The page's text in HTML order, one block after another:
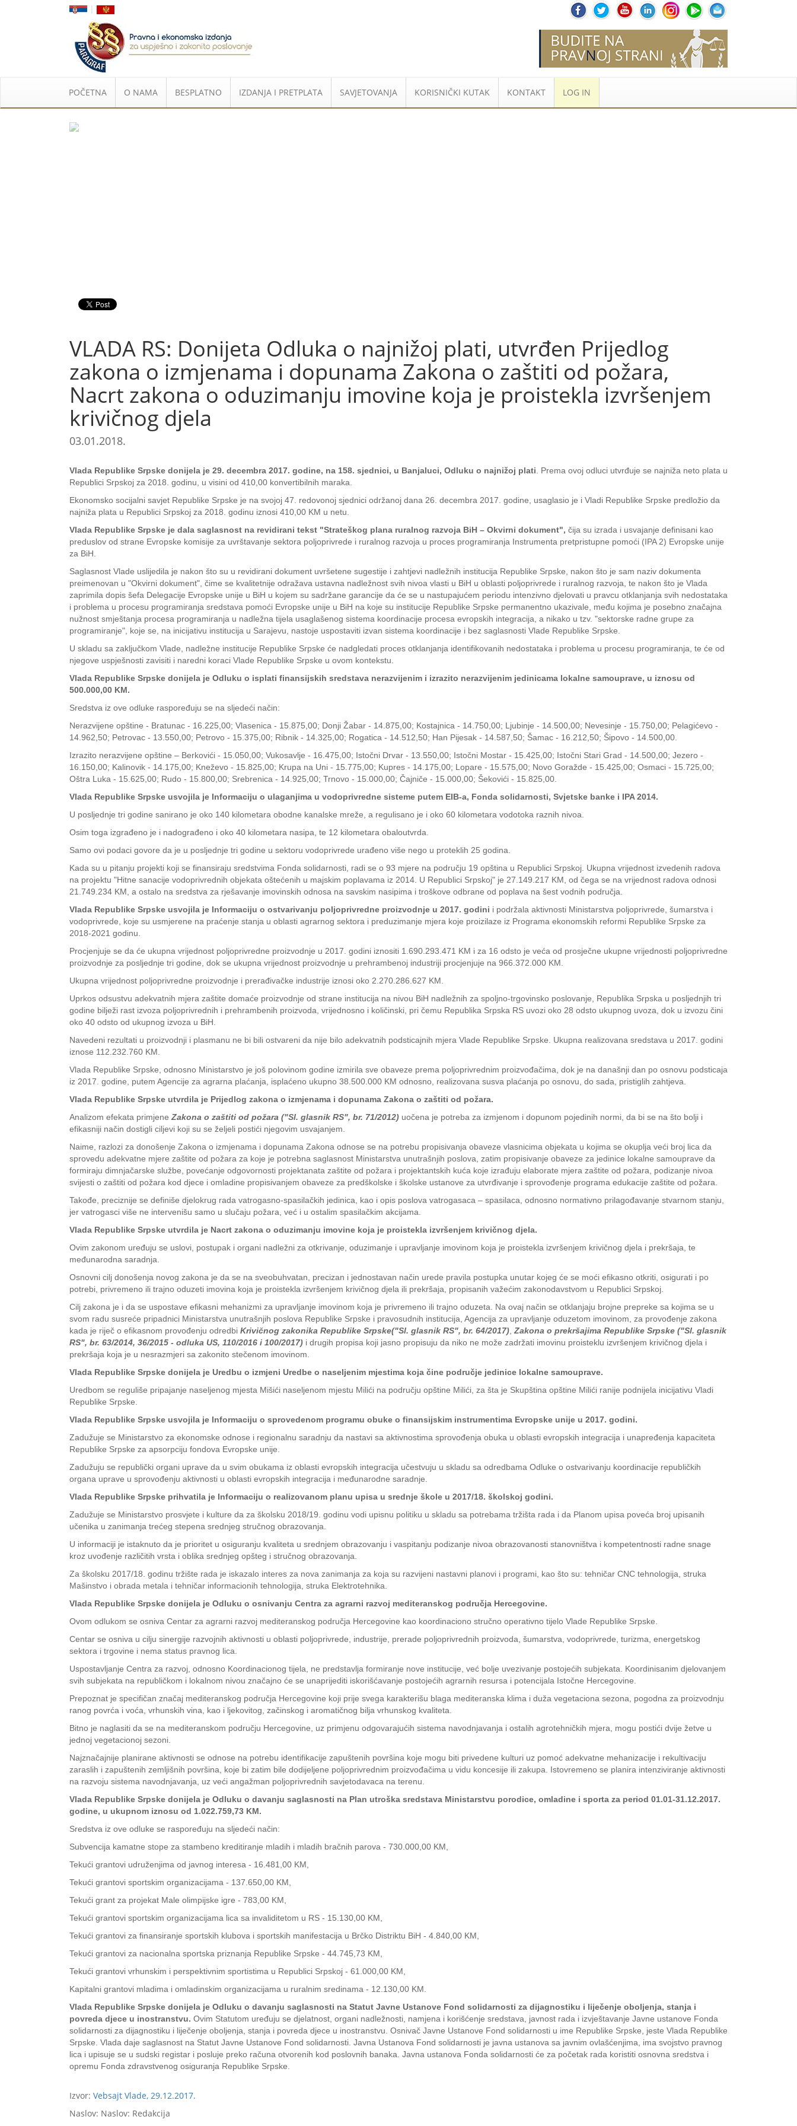
|
POČETNA O NAMA BESPLATNO IZDANJA I PRETPLATA SAVJETOVANJA KORISNIČKI KUTAK KONTAKT LOG IN
VLADA RS: Donijeta Odluka o najnižoj plati, utvrđen Prijedlog
zakona o izmjenama i dopunama Zakona o zaštiti od požara,
Nacrt zakona o oduzimanju imovine koja je proistekla izvršenjem
krivičnog djela
03.01.2018.
Vlada Republike Srpske donijela je 29. decembra 2017. godine, na 158. sjednici, u Banjaluci, Odluku o najnižoj plati . Prema ovoj odluci utvrđuje se najniža neto plata u
Republici Srpskoj za 2018. godinu, u visini od 410,00 konvertibilnih maraka.
Ekonomsko socijalni savjet Republike Srpske je na svojoj 47. redovonoj sjednici održanoj dana 26. decembra 2017. godine, usaglasio je i Vladi Republike Srpske predložio da
najniža plata u Republici Srpskoj za 2018. godinu iznosi 410,00 KM u netu.
Vlada Republike Srpske je dala saglasnost na revidirani tekst "Strateškog plana ruralnog razvoja BiH – Okvirni dokument", čija su izrada i usvajanje definisani kao
preduslov od strane Evropske komisije za uvrštavanje sektora poljoprivrede i ruralnog razvoja u proces programiranja Instrumenta pretpristupne pomoći (IPA 2) Evropske unije
za BiH.
Saglasnost Vlade uslijedila je nakon što su u revidirani dokument uvršetene sugestije i zahtjevi nadležnih institucija Republike Srpske, nakon što je sam naziv dokumenta
preimenovan u "Okvirni dokument", čime se kvalitetnije odražava ustavna nadležnost svih nivoa vlasti u BiH u oblasti poljoprivrede i ruralnog razvoja, te nakon što je Vlada
zaprimila dopis šefa Delegacije Evropske unije u BiH u kojem su sadržane garancije da će se u nastupajućem periodu intenzivno djelovati u pravcu otklanjanja svih nedostataka
i problema u procesu programiranja sredstava pomoći Evropske unije u BiH na koje su institucije Republike Srpske permanentno ukazivale, među kojima je posebno značajna
nužnost smještanja procesa programiranja u nadležna tijela usaglašenog sistema koordinacije procesa evropskih integracija, a nikako u tzv. "sektorske radne grupe za
programiranje", koje se, na inicijativu institucija u Sarajevu, nastoje uspostaviti izvan sistema koordinacije i bez saglasnosti Vlade Republike Srpske.
U skladu sa zaključkom Vlade, nadležne institucije Republike Srpske će nadgledati proces otklanjanja identifikovanih nedostataka i problema u procesu programiranja, te će od
njegove uspješnosti zavisiti i naredni koraci Vlade Republike Srpske u ovom kontekstu.
Vlada Republike Srpske donijela je Odluku o isplati finansijskih sredstava nerazvijenim i izrazito nerazvijenim jedinicama lokalne samouprave, u iznosu od
500.000,00 KM.
Sredstva iz ove odluke raspoređuju se na sljedeći način:
Nerazvijene opštine - Bratunac - 16.225,00; Vlasenica - 15.875,00; Donji Žabar - 14.875,00; Kostajnica - 14.750,00; Ljubinje - 14.500,00; Nevesinje - 15.750,00; Pelagićevo -
14.962,50; Petrovac - 13.550,00; Petrovo - 15.375,00; Ribnik - 14.325,00; Rogatica - 14.512,50; Han Pijesak - 14.587,50; Šamac - 16.212,50; Šipovo - 14.500,00.
Izrazito nerazvijene opštine – Berkovići - 15.050,00; Vukosavlje - 16.475,00; Istočni Drvar - 13.550,00; Istočni Mostar - 15.425,00; Istočni Stari Grad - 14.500,00; Jezero -
16.150,00; Kalinovik - 14.175,00; Kneževo - 15.825,00; Krupa na Uni - 15.775,00; Kupres - 14.175,00; Lopare - 15.575,00; Novo Goražde - 15.425,00; Osmaci - 15.725,00;
Oštra Luka - 15.625,00; Rudo - 15.800,00; Srebrenica - 14.925,00; Trnovo - 15.000,00; Čajniče - 15.000,00; Šekovići - 15.825,00.
Vlada Republike Srpske usvojila je Informaciju o ulaganjima u vodoprivredne sisteme putem EIB-a, Fonda solidarnosti, Svjetske banke i IPA 2014.
U posljednje tri godine sanirano je oko 140 kilometara obodne kanalske mreže, a regulisano je i oko 60 kilometara vodotoka raznih nivoa.
Osim toga izgrađeno je i nadograđeno i oko 40 kilometara nasipa, te 12 kilometara obaloutvrda.
Samo ovi podaci govore da je u posljednje tri godine u sektoru vodoprivrede urađeno više nego u proteklih 25 godina.
Kada su u pitanju projekti koji se finansiraju sredstvima Fonda solidarnosti, radi se o 93 mjere na području 19 opština u Republici Srpskoj. Ukupna vrijednost izvedenih radova
na projektu "Hitne sanacije vodoprivrednih objekata oštećenih u majskim poplavama iz 2014. U Republici Srpskoj" je 27.149.217 KM, od čega se na vrijednost radova odnosi
21.749.234 KM, a ostalo na sredstva za rješavanje imovinskih odnosa na savskim nasipima i troškove odbrane od poplava na šest vodnih područja.
Vlada Republike Srpske usvojila je Informaciju o ostvarivanju poljoprivredne proizvodnje u 2017. godini i podržala aktivnosti Ministarstva poljoprivrede, šumarstva i
vodoprivrede, koje su usmjerene na praćenje stanja u oblasti agrarnog sektora i preduzimanje mjera koje proizilaze iz Programa ekonomskih reformi Republike Srpske za
2018-2021 godinu.
Procjenjuje se da će ukupna vrijednost poljoprivredne proizvodnje u 2017. godini iznositi 1.690.293.471 KM i za 16 odsto je veća od prosječne ukupne vrijednosti poljoprivredne
proizvodnje za posljednje tri godine, dok se ukupna vrijednost proizvodnje u prehrambenoj industriji procjenjuje na 966.372.000 KM.
Ukupna vrijednost poljoprivredne proizvodnje i prerađivačke industrije iznosi oko 2.270.286.627 KM.
Uprkos odsustvu adekvatnih mjera zaštite domaće proizvodnje od strane institucija na nivou BiH nadležnih za spoljno-trgovinsko poslovanje, Republika Srpska u posljednjih tri
godine bilježi rast izvoza poljoprivrednih i prehrambenih proizvoda, vrijednosno i količinski, pri čemu Republika Srpska RS uvozi oko 28 odsto ukupnog uvoza, dok u izvozu čini
oko 40 odsto od ukupnog izvoza u BiH.
Navedeni rezultati u proizvodnji i plasmanu ne bi bili ostvareni da nije bilo adekvatnih podsticajnih mjera Vlade Republike Srpske. Ukupna realizovana sredstava u 2017. godini
iznose 112.232.760 KM.
Vlada Republike Srpske, odnosno Ministarstvo je još polovinom godine izmirila sve obaveze prema poljoprivrednim proizvođačima, dok je na današnji dan po osnovu podsticaja
iz 2017. godine, putem Agencije za agrarna plaćanja, isplaćeno ukupno 38.500.000 KM odnosno, realizovana susva plaćanja po osnovu, do sada, pristiglih zahtjeva.
Vlada Republike Srpske utvrdila je Prijedlog zakona o izmjenama i dopunama Zakona o zaštiti od požara.
Analizom efekata primjene Zakona o zaštiti od požara ("Sl. glasnik RS", br. 71/2012) uočena je potreba za izmjenom i dopunom pojedinih normi, da bi se na što bolji i
efikasniji način dostigli ciljevi koji su se željeli postići njegovim usvajanjem.
Naime, razlozi za donošenje Zakona o izmjenama i dopunama Zakona odnose se na potrebu propisivanja obaveze vlasnicima objekata u kojima se okuplja veći broj lica da
sprovedu adekvatne mjere zaštite od požara za koje je potrebna saglasnost Ministarstva unutrašnjih poslova, zatim propisivanje obaveze za jedinice lokalne samouprave da
formiraju dimnjačarske službe, povećanje odgovornosti projektanata zaštite od požara i projektantskih kuća koje izrađuju elaborate mjera zaštite od požara, podizanje nivoa
svijesti o zaštiti od požara kod djece i omladine propisivanjem obaveze za predškolske i školske ustanove za utvrđivanje i sprovođenje programa edukacije zaštite od požara.
Takođe, preciznije se definiše djelokrug rada vatrogasno-spasilačkih jedinica, kao i opis poslova vatrogasaca – spasilaca, odnosno normativno prilagođavanje stvarnom stanju,
jer vatrogasci više ne intervenišu samo u slučaju požara, već i u ostalim spasilačkim akcijama.
Vlada Republike Srpske utvrdila je Nacrt zakona o oduzimanju imovine koja je proistekla izvršenjem krivičnog djela.
Ovim zakonom uređuju se uslovi, postupak i organi nadležni za otkrivanje, oduzimanje i upravljanje imovinom koja je proistekla izvršenjem krivičnog djela i prekršaja, te
međunarodna saradnja.
Osnovni cilj donošenja novog zakona je da se na sveobuhvatan, precizan i jednostavan način urede pravila postupka unutar kojeg će se moći efikasno otkriti, osigurati i po
potrebi, privremeno ili trajno oduzeti imovina koja je proistekla izvršenjem krivičnog djela ili prekršaja, propisanih važećim zakonodavstvom u Republici Srpskoj.
Cilj zakona je i da se uspostave efikasni mehanizmi za upravljanje imovinom koja je privremeno ili trajno oduzeta. Na ovaj način se otklanjaju brojne prepreke sa kojima se u
svom radu susreće pripadnici Ministarstva unutrašnjih poslova Republike Srpske i pravosudnih institucija, Agencija za upravljanje oduzetom imovinom, za provođenje zakona
kada je riječ o efikasnom provođenju odredbi Krivičnog zakonika Republike Srpske("Sl. glasnik RS", br. 64/2017) Zakona o prekršajima Republike Srpske ("Sl. glasnik
RS", br. 63/2014, 36/2015 - odluka US, 110/2016 i 100/2017) i drugih propisa koji jasno propisuju da niko ne može zadržati imovinu proisteklu izvršenjem krivičnog djela i
prekršaja koja je u nesrazmjeri sa zakonito stečenom imovinom.
Vlada Republike Srpske donijela je Uredbu o izmjeni Uredbe o naseljenim mjestima koja čine područje jedinice lokalne samouprave.
Uredbom se reguliše pripajanje naseljenog mjesta Mišići naseljenom mjestu Milići na području opštine Milići, za šta je Skupština opštine Milići ranije podnijela inicijativu Vladi
Republike Srpske.
Vlada Republike Srpske usvojila je Informaciju o sprovedenom programu obuke o finansijskim instrumentima Evropske unije u 2017. godini.
Zadužuje se Ministarstvo za ekonomske odnose i regionalnu saradnju da nastavi sa aktivnostima sprovođenja obuka u oblasti evropskih integracija i unapređenja kapaciteta
Republike Srpske za apsorpciju fondova Evropske unije.
Zadužuju se republički organi uprave da u svim obukama iz oblasti evropskih integracija učestvuju u skladu sa odredbama Odluke o ostvarivanju koordinacije republičkih
organa uprave u sprovođenju aktivnosti u oblasti evropskih integracija i međunarodne saradnje.
Vlada Republike Srpske prihvatila je Informaciju o realizovanom planu upisa u srednje škole u 2017/18. školskoj godini.
Zadužuje se Ministarstvo prosvjete i kulture da za školsku 2018/19. godinu vodi upisnu politiku u skladu sa potrebama tržišta rada i da Planom upisa poveća broj upisanih
učenika u zanimanja trećeg stepena srednjeg stručnog obrazovanja.
U informaciji je istaknuto da je prioritet u osiguranju kvaliteta u srednjem obrazovanju i vaspitanju podizanje nivoa obrazovanosti stanovništva i kompetentnosti radne snage
kroz uvođenje različitih vrsta i oblika srednjeg opšteg i stručnog obrazovanja.
Za školsku 2017/18. godinu tržište rada je iskazalo interes za nova zanimanja za koja su razvijeni nastavni planovi i programi, kao što su: tehničar CNC tehnologija, struka
Mašinstvo i obrada metala i tehničar informacionih tehnologija, struka Elektrotehnika.
Vlada Republike Srpske donijela je Odluku o osnivanju Centra za agrarni razvoj mediteranskog područja Hercegovine.
Ovom odlukom se osniva Centar za agrarni razvoj mediteranskog područja Hercegovine kao koordinaciono stručno operativno tijelo Vlade Republike Srpske.
Centar se osniva u cilju sinergije razvojnih aktivnosti u oblasti poljoprivrede, industrije, prerade poljoprivrednih proizvoda, šumarstva, vodoprivrede, turizma, energetskog
sektora i trgovine i nema status pravnog lica.
Uspostavljanje Centra za razvoj, odnosno Koordinacionog tijela, ne predstavlja formiranje nove institucije, već bolje uvezivanje postojećih subjekata. Koordinisanim djelovanjem
svih subjekata na republičkom i lokalnom nivou značajno će se unaprijediti iskorišćavanje postojećih agrarnih resursa i potencijala Istočne Hercegovine.
Prepoznat je specifičan značaj mediteranskog područja Hercegovine koji prije svega karakterišu blaga mediteranska klima i duža vegetaciona sezona, pogodna za proizvodnju
ranog povrća i voća, vrhunskih vina, kao i ljekovitog, začinskog i aromatičnog bilja vrhunskog kvaliteta.
Bitno je naglasiti da se na mediteranskom području Hercegovine, uz primjenu odgovarajućih sistema navodnjavanja i ostalih agrotehničkih mjera, mogu postići dvije žetve u
jednoj vegetacionoj sezoni.
Najznačajnije planirane aktivnosti se odnose na potrebu identifikacije zapuštenih površina koje mogu biti privedene kulturi uz pomoć adekvatne mehanizacije i rekultivaciju
zaraslih i zapuštenih zemljišnih površina, koje bi zatim bile dodijeljene poljoprivrednim proizvođačima u vidu koncesije ili zakupa. Istovremeno se planira intenziviranje aktivnosti
na razvoju sistema navodnjavanja, uz veći angažman poljoprivrednih savjetodavaca na terenu.
Vlada Republike Srpske donijela je Odluku o davanju saglasnosti na Plan utroška sredstava Ministarstvu porodice, omladine i sporta za period 01.01-31.12.2017.
godine, u ukupnom iznosu od 1.022.759,73 KM.
Sredstva iz ove odluke se raspoređuju na sljedeći način:
Subvencija kamatne stope za stambeno kreditiranje mladih i mladih bračnih parova - 730.000,00 KM,
Tekući grantovi udruženjima od javnog interesa - 16.481,00 KM,
Tekući grantovi sportskim organizacijama - 137.650,00 KM,
Tekući grant za projekat Male olimpijske igre - 783,00 KM,
Tekući grantovi sportskim organizacijama lica sa invaliditetom u RS - 15.130,00 KM,
Tekući grantovi za finansiranje sportskih klubova i sportskih manifestacija u Brčko Distriktu BiH - 4.840,00 KM,
Tekući grantovi za nacionalna sportska priznanja Republike Srpske - 44.745,73 KM,
Tekući grantovi vrhunskim i perspektivnim sportistima u Republici Srpskoj - 61.000,00 KM,
Kapitalni grantovi mladima i omladinskim organizacijama u ruralnim sredinama - 12.130,00 KM.
Vlada Republike Srpske donijela je Odluku o davanju saglasnosti na Statut Javne Ustanove Fond solidarnosti za dijagnostiku i liječenje oboljenja, stanja i
povreda djece u inostranstvu. Ovim Statutom uređuju se djelatnost, organi nadležnosti, namjena i korišćenje sredstava, javnost rada i izvještavanje Javne ustanove Fonda
solidarnosti za dijagnostiku i liječenje oboljenja, stanja i povreda djece u inostranstvu. Osnivač Javne Ustanove Fond solidarnosti u ime Republike Srpske, jeste Vlada Republike
Srpske. Vlada daje saglasnost na Statut Javne Ustanove Fond solidarnosti. Javna Ustanova Fond solidarnosti je javna ustanova sa javnim ovlašćenjima, ima svojstvo pravnog
lica i upisuje se u sudski registar i posluje preko računa otvorenih kod poslovnih banaka. Javna ustanova Fonda solidarnosti će za početak rada koristiti osnovna sredstva i
opremu Fonda zdravstvenog osiguranja Republike Srpske.
Izvor: Vebsajt Vlade, 29.12.2017.
Naslov: Naslov: Redakcija